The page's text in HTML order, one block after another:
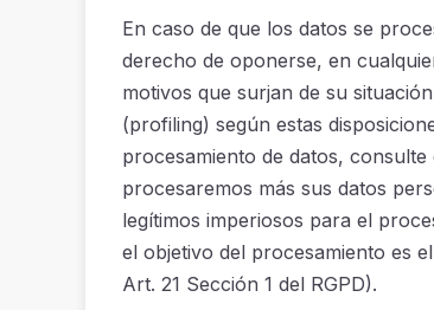
En caso de que los datos se
derecho de oponerse, en
motivos que surjan de su
(profiling) según estas
procesamiento de datos,
procesaremos más sus datos
legítimos imperiosos para el
el objetivo del procesamiento es
Art. 21 Sección 1 del RGPD).